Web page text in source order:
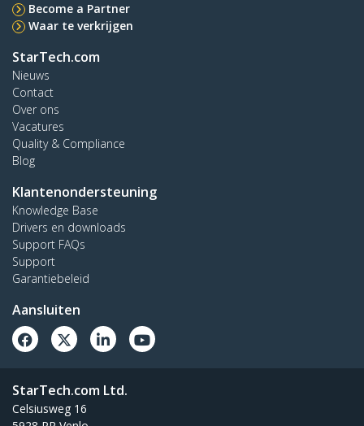
Become a Partner
Waar te verkrijgen
StarTech.com
Nieuws
Contact
Over ons
Vacatures
Quality & Compliance
Blog
Klantenondersteuning
Knowledge Base
Drivers en downloads
Support FAQs
Support
Garantiebeleid
Aansluiten
StarTech.com Ltd.
Celsiusweg 16